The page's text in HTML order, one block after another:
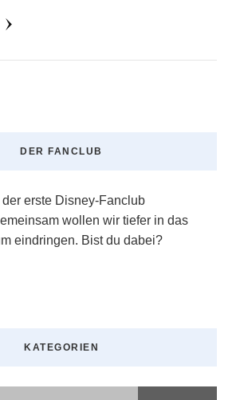
DER FANCLUB
erste Disney-Fanclub
wollen wir tiefer in das
eindringen. Bist du dabei?
KATEGORIEN